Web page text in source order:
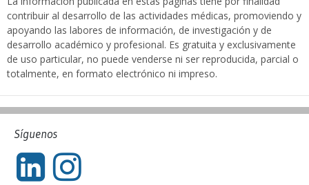
contribuir al desarrollo de las actividades médicas, promoviendo y
apoyando las labores de información, de investigación y de
desarrollo académico y profesional. Es gratuita y exclusivamente
de uso particular, no puede venderse ni ser reproducida, parcial o
totalmente, en formato electrónico ni impreso.
Síguenos